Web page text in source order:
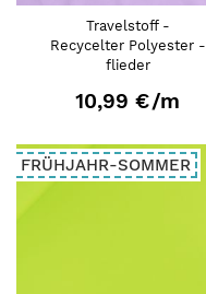
Travelstoff -
Recycelter Polyester -
flieder
10,99 €/m
FRÜHJAHR-SOMMER